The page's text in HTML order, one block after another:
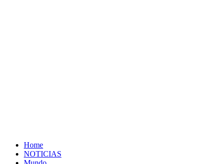
Home
NOTICIAS